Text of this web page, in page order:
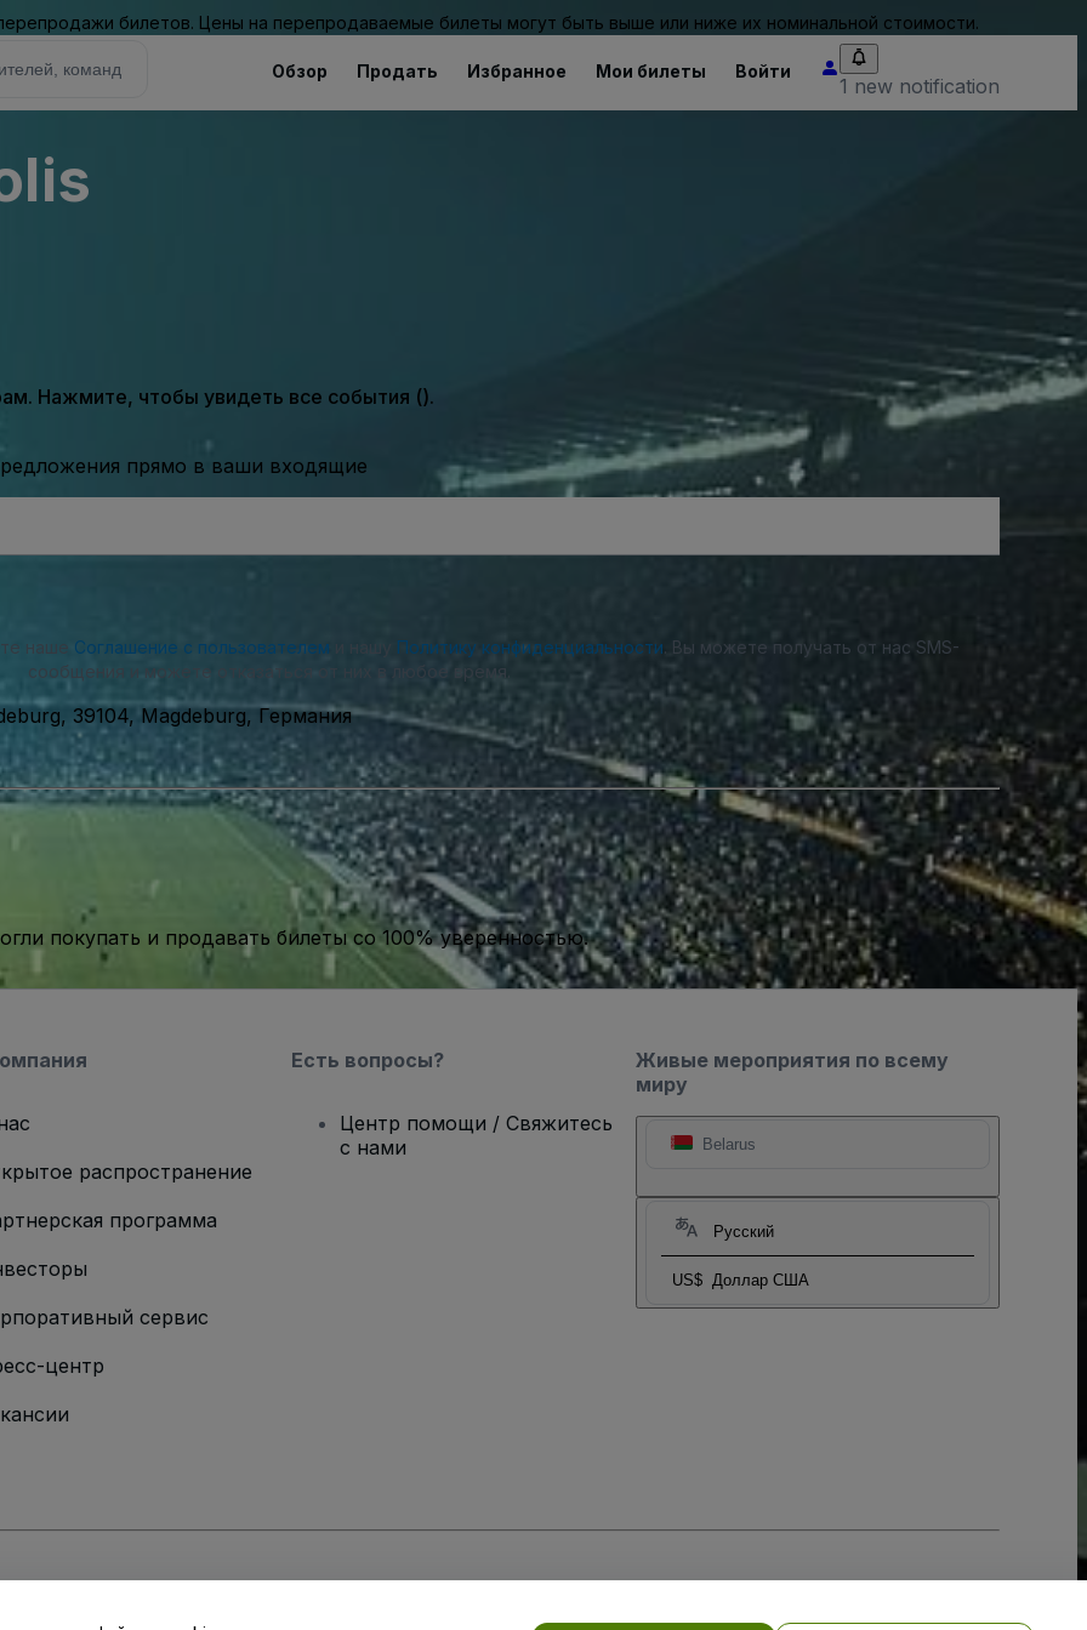
билетов. Цены на перепродаваемые билеты могут быть выше или ниже их номинальной стоимости.
Обзор Продать Избранное Мои билеты Войти
1 new notification
Нажмите, чтобы увидеть все события ().
прямо в ваши входящие
наше Соглашение с пользователем Политику конфиденциальности . Вы можете получать от нас SMS-
сообщения и можете отказаться от них в любое время.
39104, Magdeburg, Германия
покупать и продавать билеты со 100% уверенностью.
Живые мероприятия по всему
миру
Belarus
Русский
US$ Доллар США
распространение
программа
сервис
центр
Есть вопросы?
Центр помощи / Свяжитесь
с нами